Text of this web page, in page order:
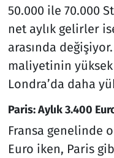
50.000 ile 70.000
net aylık gelirler
arasında
maliyetinin
Londra’da daha
Paris: Aylık 3.400
Fransa genelinde
Euro iken, Paris